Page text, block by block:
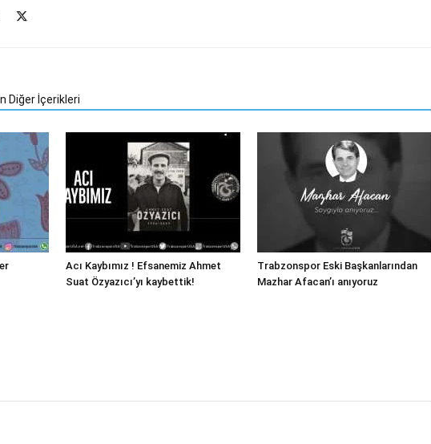
Diğer İçerikleri
Acı Kaybımız ! Efsanemiz Ahmet
Suat Özyazıcı’yı kaybettik!
Trabzonspor Eski Başkanlarından
Mazhar Afacan’ı anıyoruz